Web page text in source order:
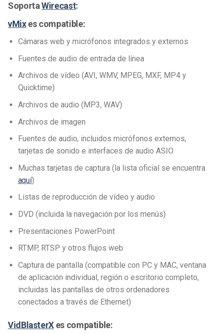
SoportaWirecast:
vMixes compatible:
Cámaras web y micrófonos integrados y externos
Fuentes de audio de entrada de línea
Archivos de vídeo (AVI, WMV, MPEG, MXF, MP4 y
Quicktime)
Archivos de audio (MP3, WAV)
Archivos de imagen
Fuentes de audio, incluidos micrófonos externos,
tarjetas de sonido e interfaces de audio ASIO
Muchas tarjetas de captura (la lista oficial se encuentra
aquí)
Listas de reproducción de vídeo y audio
DVD (incluida la navegación por los menús)
Presentaciones PowerPoint
RTMP, RTSP y otros flujos web
Captura de pantalla (compatible con PC y MAC, ventana
de aplicación individual, región o escritorio completo,
incluidas las pantallas de otros ordenadores
conectados a través de Ethernet)
VidBlasterX es compatible: